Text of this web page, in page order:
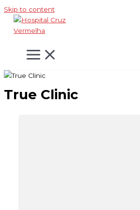
Skip to content
True Clinic